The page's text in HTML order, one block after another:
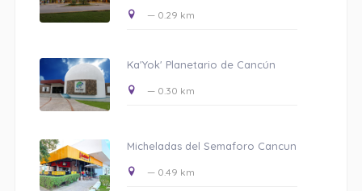
— 0.29 km
Ka'Yok' Planetario de Cancún
— 0.30 km
Micheladas del Semaforo Cancun
— 0.49 km